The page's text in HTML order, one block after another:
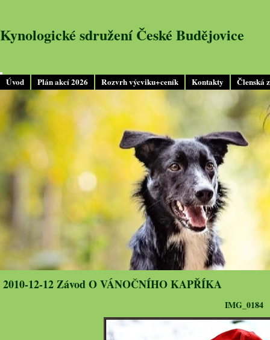
Úvod Plán akcí 2026 Rozvrh výcviku+ceník Kontakty Členská
Kynologické sdružení České Budějovice
2010-12-12 Závod O VÁNOČNÍHO KAPŘÍKA
IMG_0184